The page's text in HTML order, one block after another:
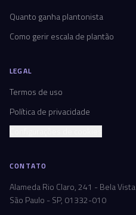
Quanto ganha plantonista
Como gerir escala de plantão
LEGAL
Termos de uso
Política de privacidade
CONTATO
Alameda Rio Claro, 241 - Bela Vista
São Paulo - SP, 01332-010